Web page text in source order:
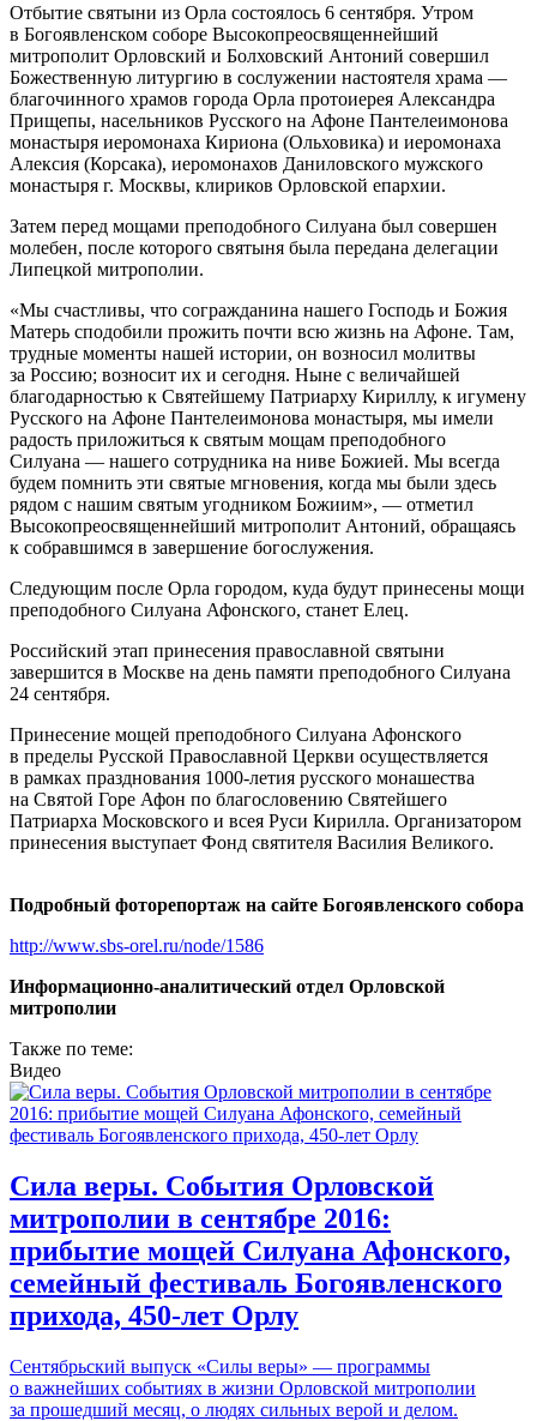
Отбытие святыни из Орла состоялось 6 сентября. Утром
в Богоявленском соборе Высокопреосвященнейший
митрополит Орловский и Болховский Антоний совершил
Божественную литургию в сослужении настоятеля храма —
благочинного храмов города Орла протоиерея Александра
Прищепы, насельников Русского на Афоне Пантелеимонова
монастыря иеромонаха Кириона (Ольховика) и иеромонаха
Алексия (Корсака), иеромонахов Даниловского мужского
монастыря г. Москвы, клириков Орловской епархии.
Затем перед мощами преподобного Силуана был совершен
молебен, после которого святыня была передана делегации
Липецкой митрополии.
«Мы счастливы, что согражданина нашего Господь и Божия
Матерь сподобили прожить почти всю жизнь на Афоне. Там,
трудные моменты нашей истории, он возносил молитвы
за Россию; возносит их и сегодня. Ныне с величайшей
благодарностью к Святейшему Патриарху Кириллу, к игумену
Русского на Афоне Пантелеимонова монастыря, мы имели
радость приложиться к святым мощам преподобного
Силуана — нашего сотрудника на ниве Божией. Мы всегда
будем помнить эти святые мгновения, когда мы были здесь
рядом с нашим святым угодником Божиим», — отметил
Высокопреосвященнейший митрополит Антоний, обращаясь
к собравшимся в завершение богослужения.
Следующим после Орла городом, куда будут принесены мощи
преподобного Силуана Афонского, станет Елец.
Российский этап принесения православной святыни
завершится в Москве на день памяти преподобного Силуана
24 сентября.
Принесение мощей преподобного Силуана Афонского
в пределы Русской Православной Церкви осуществляется
в рамках празднования 1000-летия русского монашества
на Святой Горе Афон по благословению Святейшего
Патриарха Московского и всея Руси Кирилла. Организатором
принесения выступает Фонд святителя Василия Великого.
Подробный фоторепортаж на сайте Богоявленского собора
http://www.sbs-orel.ru/node/1586
Информационно-аналитический отдел Орловской
митрополии
Также по теме:
Видео
Сила веры. События Орловской
митрополии в сентябре 2016:
прибытие мощей Силуана Афонского,
семейный фестиваль Богоявленского
прихода, 450-лет Орлу
Сентябрьский выпуск «Силы веры» — программы
о важнейших событиях в жизни Орловской митрополии
за прошедший месяц, о людях сильных верой и делом.